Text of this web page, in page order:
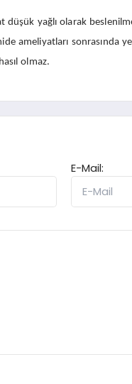
düşük yağlı olarak
ameliyatları sonrasında
olmaz.
E-Mail: